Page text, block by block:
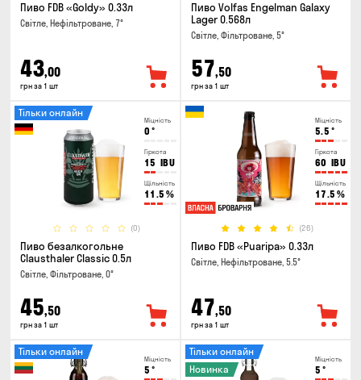
Пиво FDB «Goldy» 0.33л
Світле, Нефільтроване, 7°
43,00
грн за 1 шт
Пиво Volfas Engelman Galaxy
Lager 0.568л
Світле, Фільтроване, 5°
57,50
грн за 1 шт
Міцність
0 °
Гіркота
15 IBU
Щільність
11.5 %
(0)
Тільки онлайн
Пиво безалкогольне
Clausthaler Classic 0.5л
Світле, Фільтроване, 0°
45,50
грн за 1 шт
Міцність
5.5 °
Гіркота
60 IBU
Щільність
17.5 %
(26)
Пиво FDB «Puaripa» 0.33л
Світле, Нефільтроване, 5.5°
47,50
грн за 1 шт
Міцність
5 °
Тільки онлайн
Міцність
5 °
Тільки онлайн
Новинка